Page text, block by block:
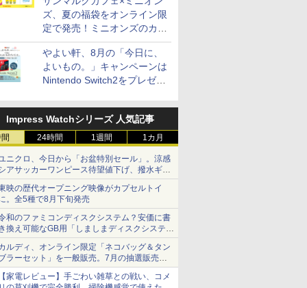
ズ、夏の福袋をオンライン限
定で発売！ミニオンズのカッ
プと2500円相当のチケット
付き
やよい軒、8月の「今日に、
よいもの。」キャンペーンは
Nintendo Switch2をプレゼン
Impress Watchシリーズ 人気記事
24時間 1週間 1カ月
ニクロ、今日から「お盆特別セール」。涼感
アサッカーワンピース待望値下げ、撥水ギア
ョーツは1990円に
映の歴代オープニング映像がカプセルトイ
。全5種で8月下旬発売
和のファミコンディスクシステム？安価に書
換え可能なGB用「しましまディスクシステ
」
ルディ、オンライン限定「ネコバッグ＆タン
ラーセット」を一般販売。7月の抽選販売の
選無効分
家電レビュー】手ごわい雑草との戦い、コメ